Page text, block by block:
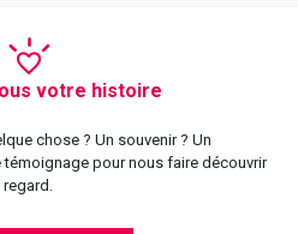
votre histoire
chose ? Un souvenir ? Un
témoignage pour nous faire découvrir
regard.